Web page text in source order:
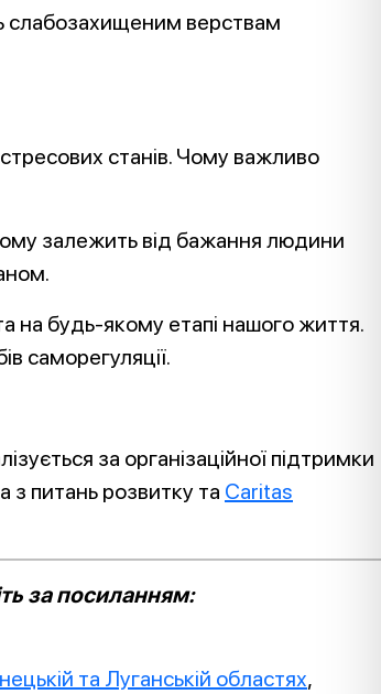
слабозахищеним верствам
станів. Чому важливо
залежить від бажання людини
на будь-якому етапі нашого життя.
саморегуляції.
за організаційної підтримки
з питань розвитку та Caritas
за посиланням:
та Луганській областях,